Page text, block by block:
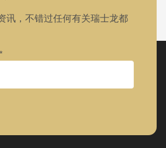
讯，不错过任何有关瑞士龙都